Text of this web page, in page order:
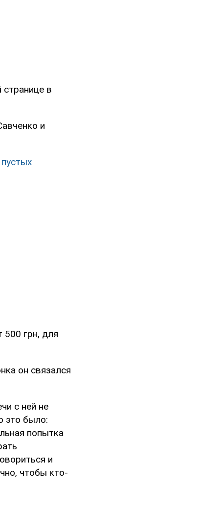
в
и
500 грн, для
он связался
с ней не
это было:
попытка
и
чтобы кто-